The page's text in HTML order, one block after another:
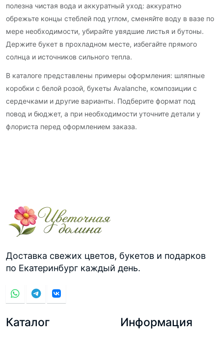
полезна чистая вода и аккуратный уход: аккуратно
обрежьте концы стеблей под углом, сменяйте воду в вазе по
мере необходимости, убирайте увядшие листья и бутоны.
Держите букет в прохладном месте, избегайте прямого
солнца и источников сильного тепла.
В каталоге представлены примеры оформления: шляпные
коробки с белой розой, букеты Avalanche, композиции с
сердечками и другие варианты. Подберите формат под
повод и бюджет, а при необходимости уточните детали у
флориста перед оформлением заказа.
Доставка свежих цветов, букетов и подарков
по Екатеринбург каждый день.
Каталог Информация